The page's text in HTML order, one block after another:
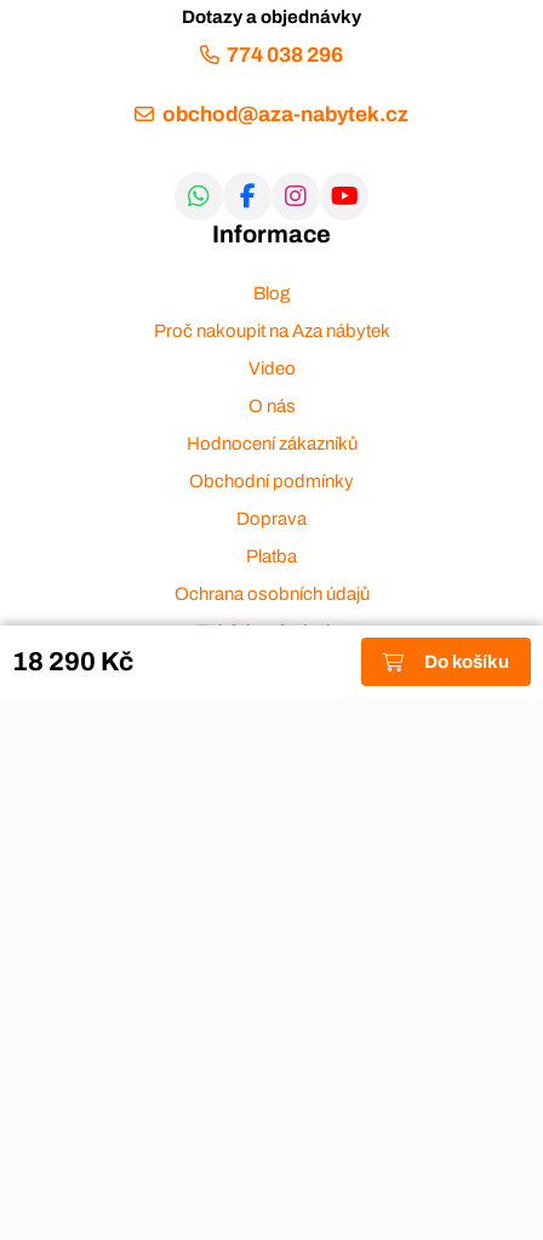
18 290 Kč Do košíku
Dotazy a objednávky
774 038 296
obchod@aza-nabytek.cz
Informace
Blog
Proč nakoupit na Aza nábytek
Video
O nás
Hodnocení zákazníků
Obchodní podmínky
Doprava
Platba
Ochrana osobních údajů
Zakázková výroba